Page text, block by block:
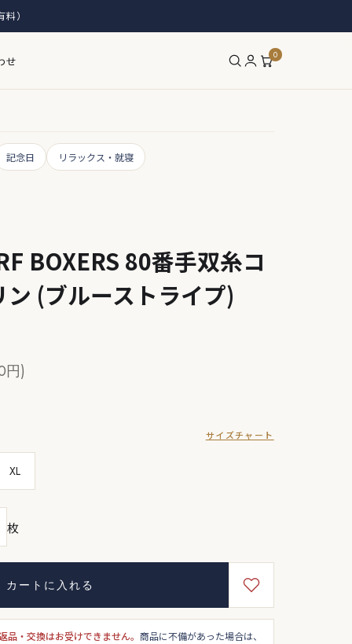
）
せ 0
記念日 リラックス・就寝
BOXERS 80番手双糸コ
ン (ブルーストライプ)
円)
サイズチャート
XL
枚
カートに入れる
・交換はお受けできません。 商品に不備があった場合は、